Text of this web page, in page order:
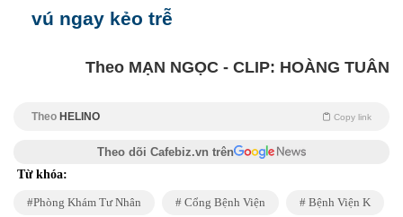
vú ngay kẻo trễ
Theo MẠN NGỌC - CLIP: HOÀNG TUÂN
Theo HELINO Copy link
Theo dõi Cafebiz.vn trên
Từ khóa:
Phòng Khám Tư Nhân Cổng Bệnh Viện Bệnh Viện K